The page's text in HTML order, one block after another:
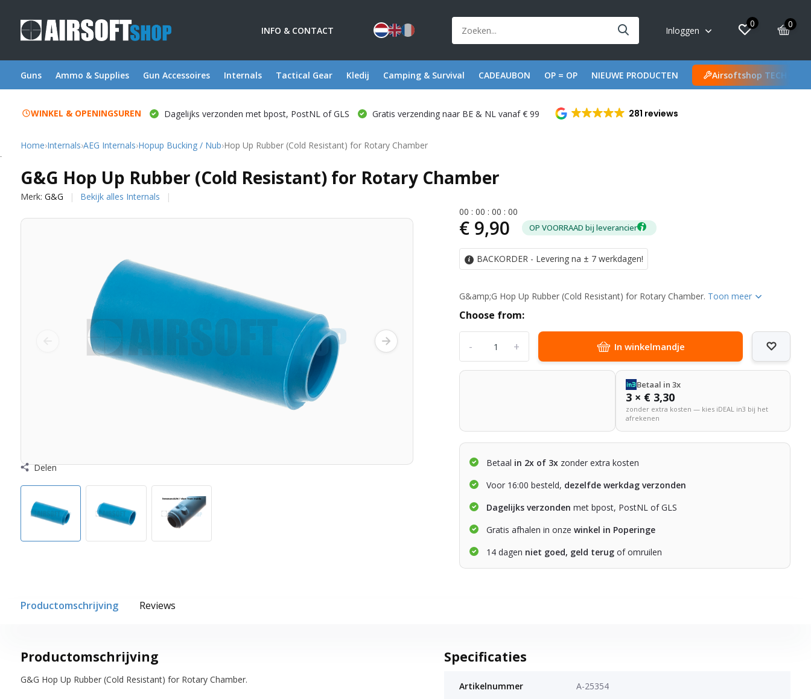
INFO & CONTACT Inloggen
0 0
Guns Ammo & Supplies Gun Accessoires Internals Tactical Gear Kledij Camping & Survival CADEAUBON OP = OP NIEUWE PRODUCTEN Airsoftshop TECH
WINKEL & OPENINGSUREN Dagelijks verzonden met bpost, PostNL of GLS Gratis verzending naar BE & NL vanaf € 99 281 reviews
Home›Internals›AEG Internals›Hopup Bucking / Nub›Hop Up Rubber (Cold Resistant) for Rotary Chamber
G&G Hop Up Rubber (Cold Resistant) for Rotary Chamber
Merk: G&G Bekijk alles Internals
Delen
00 :00 :00 :00
€ 9,90 OP VOORRAAD bij leverancier
BACKORDER - Levering na ± 7 werkdagen!
G&amp;G Hop Up Rubber (Cold Resistant) for Rotary Chamber. Toon meer
Choose from:
+
- In winkelmandje
Betaal in 3x
3 × € 3,30
zonder extra kosten — kies iDEAL in3 bij het
afrekenen
Betaal in 2x of 3x zonder extra kosten
Voor 16:00 besteld, dezelfde werkdag verzonden
Dagelijks verzonden met bpost, PostNL of GLS
Gratis afhalen in onzewinkel in Poperinge
14 dagen niet goed, geld terug of omruilen
Productomschrijving Reviews
Productomschrijving
G&G Hop Up Rubber (Cold Resistant) for Rotary Chamber.
Specificaties
Artikelnummer A-25354